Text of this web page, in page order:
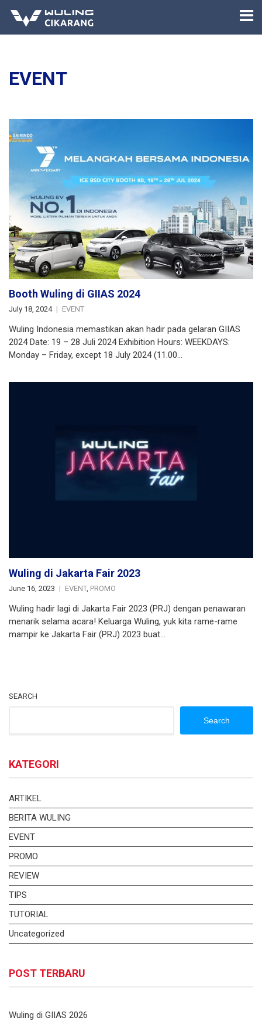
EVENT
Booth Wuling di GIIAS 2024
July 18, 2024 EVENT
Wuling Indonesia memastikan akan hadir pada gelaran GIIAS
2024 Date: 19 – 28 Juli 2024 Exhibition Hours: WEEKDAYS:
Monday – Friday, except 18 July 2024 (11.00…
Wuling di Jakarta Fair 2023
June 16, 2023 EVENT, PROMO
Wuling hadir lagi di Jakarta Fair 2023 (PRJ) dengan penawaran
menarik selama acara! Keluarga Wuling, yuk kita rame-rame
mampir ke Jakarta Fair (PRJ) 2023 buat…
SEARCH
Search
KATEGORI
ARTIKEL
BERITA WULING
EVENT
PROMO
REVIEW
TIPS
TUTORIAL
Uncategorized
POST TERBARU
Wuling di GIIAS 2026